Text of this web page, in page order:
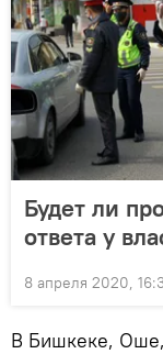
Будет ли
ответа у
8 апреля 2020,
В Бишкеке,